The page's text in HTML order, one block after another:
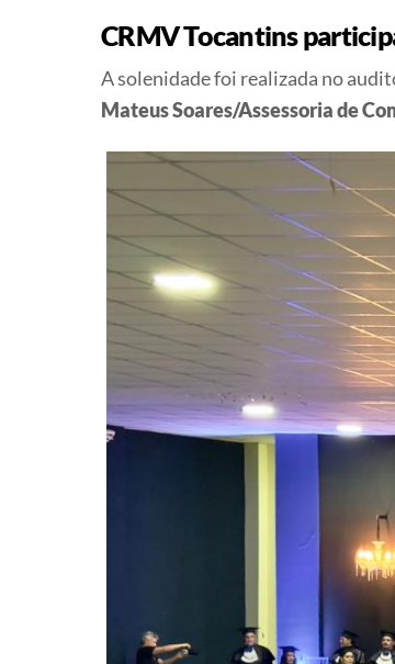
CRMV Tocantins
A solenidade foi realizada no
Mateus Soares/Assessoria de